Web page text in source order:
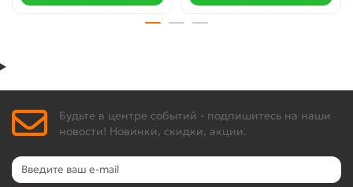
Будьте в центре событий - подпишитесь на наши
новости! Новинки, скидки, акции.